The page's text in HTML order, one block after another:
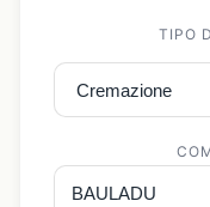
TIPO